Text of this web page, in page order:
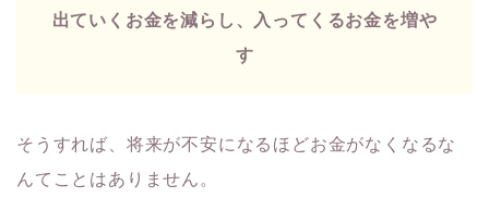
出ていくお金を減らし、入ってくるお金を増や
す
そうすれば、将来が不安になるほどお金がなくなるな
んてことはありません。